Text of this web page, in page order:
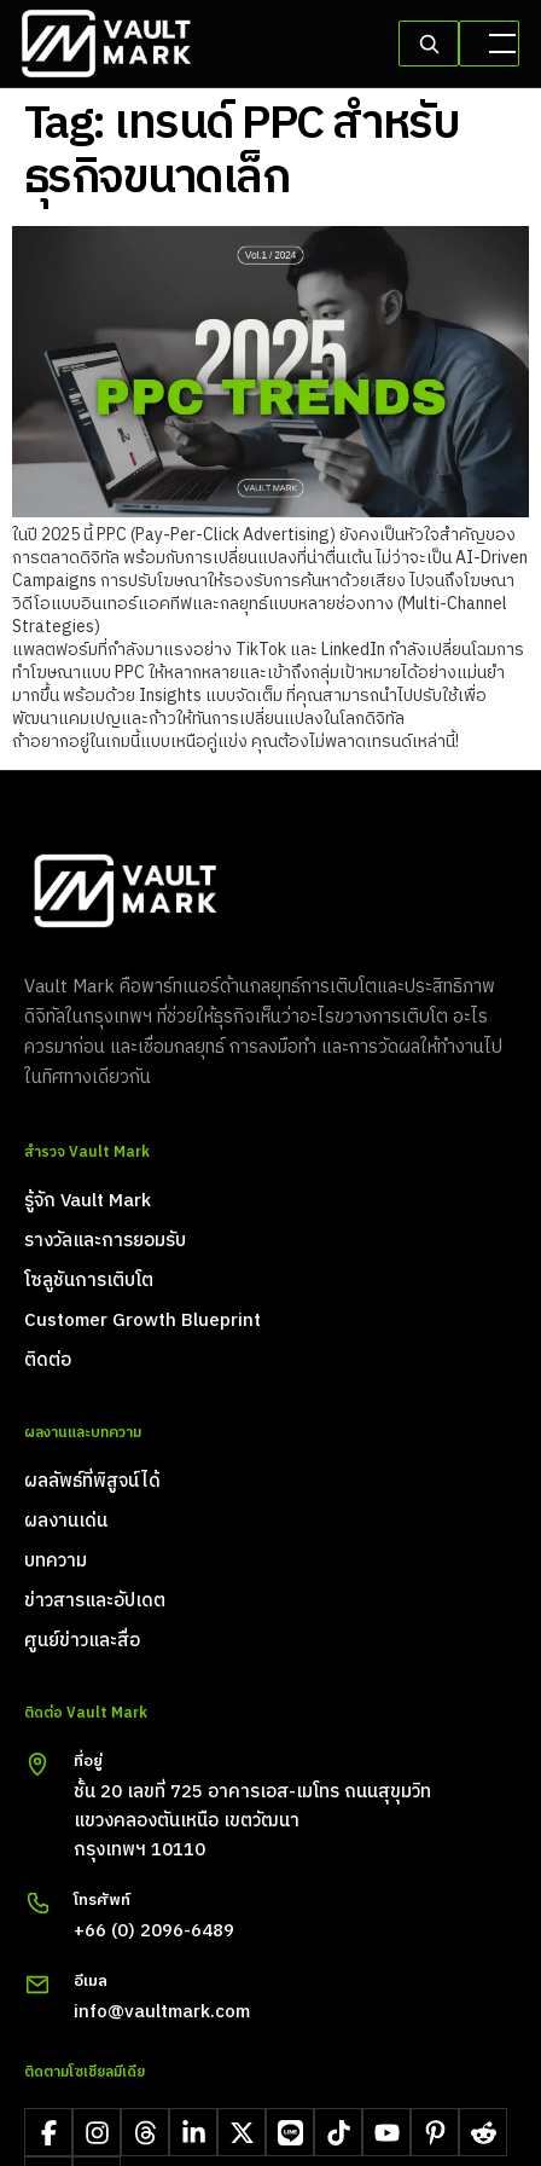
Tag: เทรนด์ PPC สำหรับ
ธุรกิจขนาดเล็ก
ในปี 2025 นี้ PPC (Pay-Per-Click Advertising) ยังคงเป็นหัวใจสำคัญของ
การตลาดดิจิทัล พร้อมกับการเปลี่ยนแปลงที่น่าตื่นเต้น ไม่ว่าจะเป็น AI-Driven
Campaigns การปรับโฆษณาให้รองรับการค้นหาด้วยเสียง ไปจนถึงโฆษณา
วิดีโอแบบอินเทอร์แอคทีฟและกลยุทธ์แบบหลายช่องทาง (Multi-Channel
Strategies)
แพลตฟอร์มที่กำลังมาแรงอย่าง TikTok และ LinkedIn กำลังเปลี่ยนโฉมการ
ทำโฆษณาแบบ PPC ให้หลากหลายและเข้าถึงกลุ่มเป้าหมายได้อย่างแม่นยำ
มากขึ้น พร้อมด้วย Insights แบบจัดเต็ม ที่คุณสามารถนำไปปรับใช้เพื่อ
พัฒนาแคมเปญและก้าวให้ทันการเปลี่ยนแปลงในโลกดิจิทัล
ถ้าอยากอยู่ในเกมนี้แบบเหนือคู่แข่ง คุณต้องไม่พลาดเทรนด์เหล่านี้!
Vault Mark คือพาร์ทเนอร์ด้านกลยุทธ์การเติบโตและประสิทธิภาพ
ดิจิทัลในกรุงเทพฯ ที่ช่วยให้ธุรกิจเห็นว่าอะไรขวางการเติบโต อะไร
ควรมาก่อน และเชื่อมกลยุทธ์ การลงมือทำ และการวัดผลให้ทำงานไป
ในทิศทางเดียวกัน
สำรวจ Vault Mark
รู้จัก Vault Mark
รางวัลและการยอมรับ
โซลูชันการเติบโต
Customer Growth Blueprint
ติดต่อ
ผลงานและบทความ
ผลลัพธ์ที่พิสูจน์ได้
ผลงานเด่น
บทความ
ข่าวสารและอัปเดต
ศูนย์ข่าวและสื่อ
ติดต่อ Vault Mark
ที่อยู่
ชั้น 20 เลขที่ 725 อาคารเอส-เมโทร ถนนสุขุมวิท
แขวงคลองตันเหนือ เขตวัฒนา
กรุงเทพฯ 10110
โทรศัพท์
+66 (0) 2096-6489
อีเมล
info@vaultmark.com
ติดตามโซเชียลมีเดีย
FacebookInstagramThreadsLinkedIn
X LINE TikTokYouTubePinterestReddit